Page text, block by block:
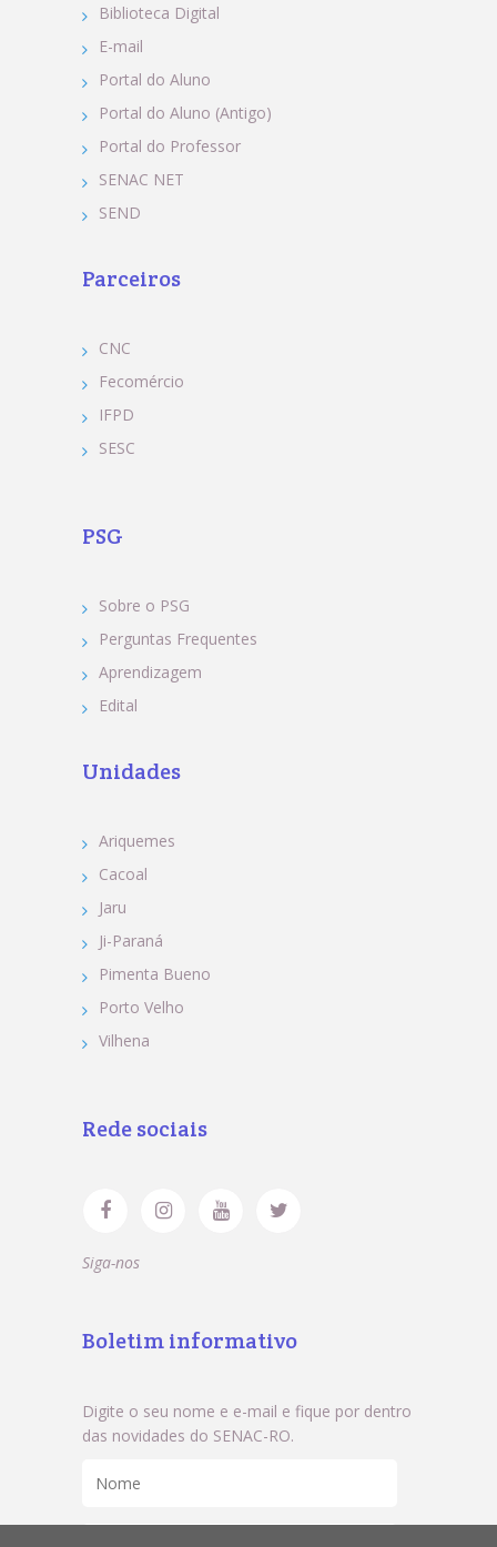
Biblioteca Digital
E-mail
Portal do Aluno
Portal do Aluno (Antigo)
Portal do Professor
SENAC NET
SEND
Parceiros
CNC
Fecomércio
IFPD
SESC
PSG
Sobre o PSG
Perguntas Frequentes
Aprendizagem
Edital
Unidades
Ariquemes
Cacoal
Jaru
Ji-Paraná
Pimenta Bueno
Porto Velho
Vilhena
Rede sociais
Siga-nos
Boletim informativo
Digite o seu nome e e-mail e fique por dentro
das novidades do SENAC-RO.